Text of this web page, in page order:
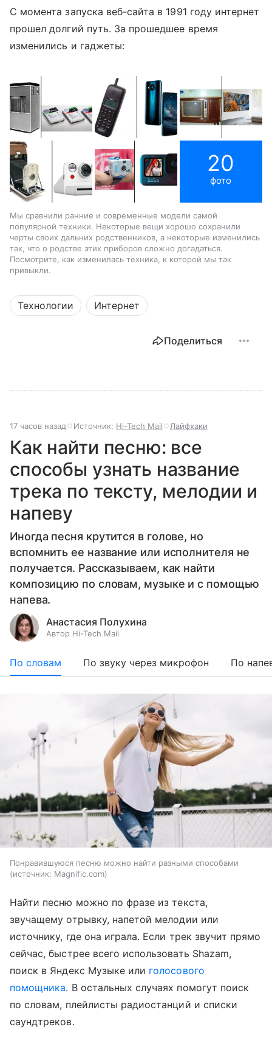
С момента запуска веб-сайта в 1991 году интернет
прошел долгий путь. За прошедшее время
изменились и гаджеты:
20
фото
Мы сравнили ранние и современные модели самой
популярной техники. Некоторые вещи хорошо сохранили
черты своих дальних родственников, а некоторые изменились
так, что о родстве этих приборов сложно догадаться.
Посмотрите, как изменилась техника, к которой мы так
привыкли.
Технологии Интернет
Поделиться
17 часов назад Источник: Hi-Tech Mail Лайфхаки
Как найти песню: все
способы узнать название
трека по тексту, мелодии и
напеву
Иногда песня крутится в голове, но
вспомнить ее название или исполнителя не
получается. Рассказываем, как найти
композицию по словам, музыке и с помощью
напева.
Анастасия Полухина
Автор Hi-Tech Mail
По словам По звуку через микрофон По
Понравившуюся песню можно найти разными способами
источник: Magnific.com
Найти песню можно по фразе из текста,
звучащему отрывку, напетой мелодии или
источнику, где она играла. Если трек звучит прямо
сейчас, быстрее всего использовать Shazam,
поиск в Яндекс Музыке или голосового
помощника. В остальных случаях помогут поиск
по словам, плейлисты радиостанций и списки
саундтреков.